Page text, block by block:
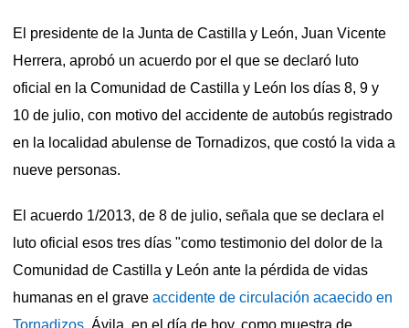
El presidente de la Junta de Castilla y León, Juan Vicente
Herrera, aprobó un acuerdo por el que se declaró luto
oficial en la Comunidad de Castilla y León los días 8, 9 y
10 de julio, con motivo del accidente de autobús registrado
en la localidad abulense de Tornadizos, que costó la vida a
nueve personas.
El acuerdo 1/2013, de 8 de julio, señala que se declara el
luto oficial esos tres días "como testimonio del dolor de la
Comunidad de Castilla y León ante la pérdida de vidas
humanas en el grave accidente de circulación acaecido en
Tornadizos, Ávila, en el día de hoy, como muestra de